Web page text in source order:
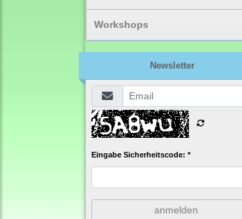
Workshops
Newsletter
Eingabe Sicherheitscode: *
anmelden